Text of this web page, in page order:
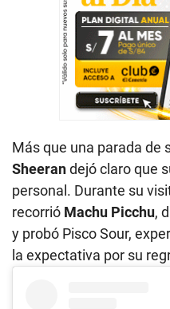
Más que una parada de
Sheerandejó claro que
personal. Durante su
recorrió Machu Picchu,
y probó Pisco Sour,
la expectativa por su